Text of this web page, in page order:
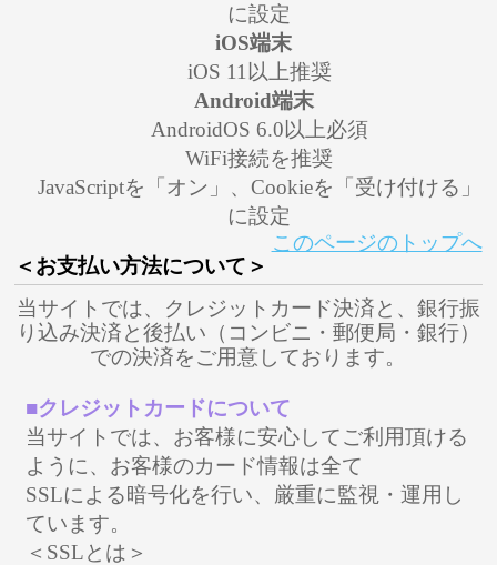
に設定
iOS端末
iOS 11以上推奨
Android端末
AndroidOS 6.0以上必須
WiFi接続を推奨
JavaScriptを「オン」、Cookieを「受け付ける」
に設定
このページのトップへ
＜お支払い方法について＞
当サイトでは、クレジットカード決済と、銀行振
り込み決済と後払い（コンビニ・郵便局・銀行）
での決済をご用意しております。
■クレジットカードについて
当サイトでは、お客様に安心してご利用頂ける
ように、お客様のカード情報は全て
SSLによる暗号化を行い、厳重に監視・運用し
ています。
＜SSLとは＞